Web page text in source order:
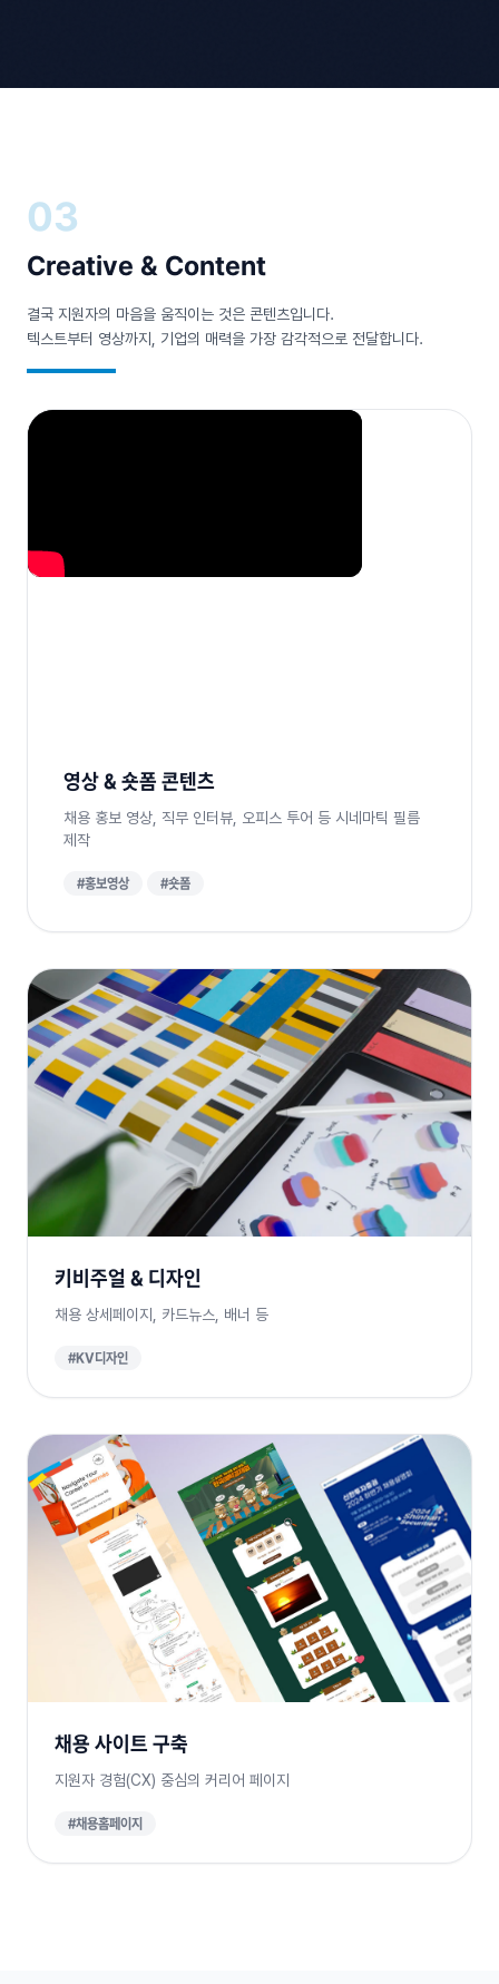
03
Creative & Content
결국 지원자의 마음을 움직이는 것은 콘텐츠입니다.
텍스트부터 영상까지, 기업의 매력을 가장 감각적으로 전달합니다.
영상 & 숏폼 콘텐츠
채용 홍보 영상, 직무 인터뷰, 오피스 투어 등 시네마틱 필름
제작
#홍보영상 #숏폼
키비주얼 & 디자인
채용 상세페이지, 카드뉴스, 배너 등
#KV디자인
채용 사이트 구축
지원자 경험(CX) 중심의 커리어 페이지
#채용홈페이지